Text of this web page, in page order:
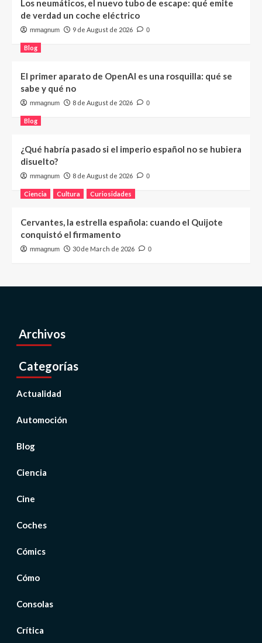
Los neumáticos, el nuevo tubo de escape: qué emite
de verdad un coche eléctrico
mmagnum 9 de August de 2026 0
Blog
El primer aparato de OpenAI es una rosquilla: qué se
sabe y qué no
mmagnum 8 de August de 2026 0
Blog
¿Qué habría pasado si el imperio español no se hubiera
disuelto?
mmagnum 8 de August de 2026 0
Ciencia Cultura Curiosidades
Cervantes, la estrella española: cuando el Quijote
conquistó el firmamento
mmagnum 30 de March de 2026 0
Archivos
Categorías
Actualidad
Automoción
Blog
Ciencia
Cine
Coches
Cómics
Cómo
Consolas
Crítica